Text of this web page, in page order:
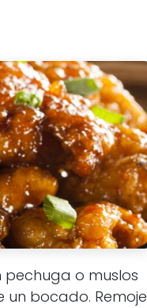
pechuga o muslos
un bocado. Remoje